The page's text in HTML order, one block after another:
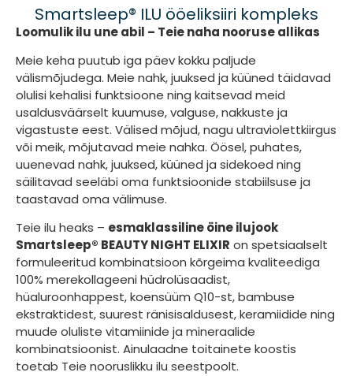
Smartsleep® ILU ööeliksiiri kompleks
Loomulik ilu une abil – Teie naha nooruse allikas
Meie keha puutub iga päev kokku paljude
välismõjudega. Meie nahk, juuksed ja küüned täidavad
olulisi kehalisi funktsioone ning kaitsevad meid
usaldusväärselt kuumuse, valguse, nakkuste ja
vigastuste eest. Välised mõjud, nagu ultraviolettkiirgus
või meik, mõjutavad meie nahka. Öösel, puhates,
uuenevad nahk, juuksed, küüned ja sidekoed ning
säilitavad seeläbi oma funktsioonide stabiilsuse ja
taastavad oma välimuse.
Teie ilu heaks – esmaklassiline öine ilujook
Smartsleep® BEAUTY NIGHT ELIXIR on spetsiaalselt
formuleeritud kombinatsioon kõrgeima kvaliteediga
100% merekollageeni hüdrolüsaadist,
hüaluroonhappest, koensüüm Q10-st, bambuse
ekstraktidest, suurest ränisisaldusest, keramiidide ning
muude oluliste vitamiinide ja mineraalide
kombinatsioonist. Ainulaadne toitainete koostis
toetab Teie nooruslikku ilu seestpoolt.